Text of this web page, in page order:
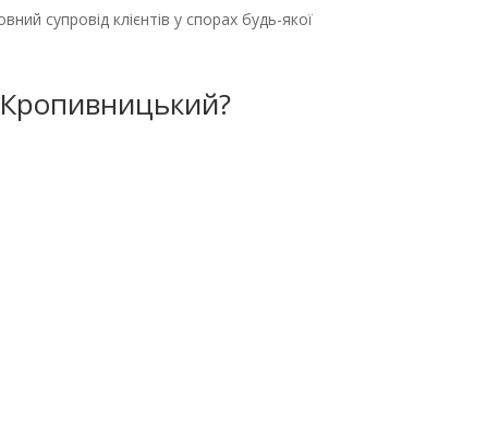
супровід клієнтів у спорах будь-якої